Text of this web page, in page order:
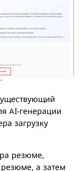
AI-генерации
загрузку
резюме,
а затем